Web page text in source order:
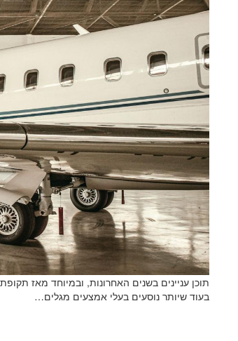
תוכן עניינים בשנים האחרונות, ובמיוחד מאז
בעוד שיותר נוסעים בעלי אמצעים מגלים…